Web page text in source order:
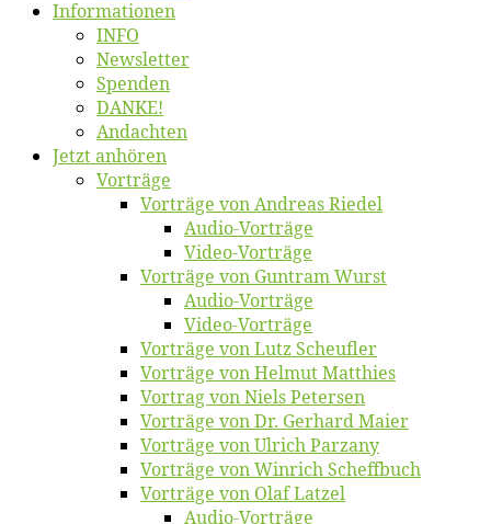
Informatio­nen
INFO
News­let­ter
Spen­den
DANKE!
An­dach­ten
Jetzt an­hö­ren
Vor­trä­ge
Vor­trä­ge von An­dre­as Riedel
Au­dio-Vor­trä­ge
Vi­deo-Vor­trä­ge
Vor­trä­ge von Gun­tram Wurst
Au­dio-Vor­trä­ge
Vi­deo-Vor­trä­ge
Vor­trä­ge von Lutz Scheufler
Vor­trä­ge von Hel­mut Matthies
Vor­trag von Niels Petersen
Vor­trä­ge von Dr. Ger­hard Maier
Vor­trä­ge von Ul­rich Parzany
Vor­trä­ge von Win­rich Scheffbuch
Vor­trä­ge von Olaf Latzel
Au­dio-Vor­trä­ge